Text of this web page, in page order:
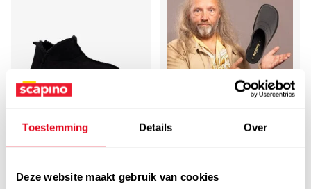
Toestemming Details Over
Deze website maakt gebruik van cookies
Thu!s halfhoge heren
Heren Bad Slippers